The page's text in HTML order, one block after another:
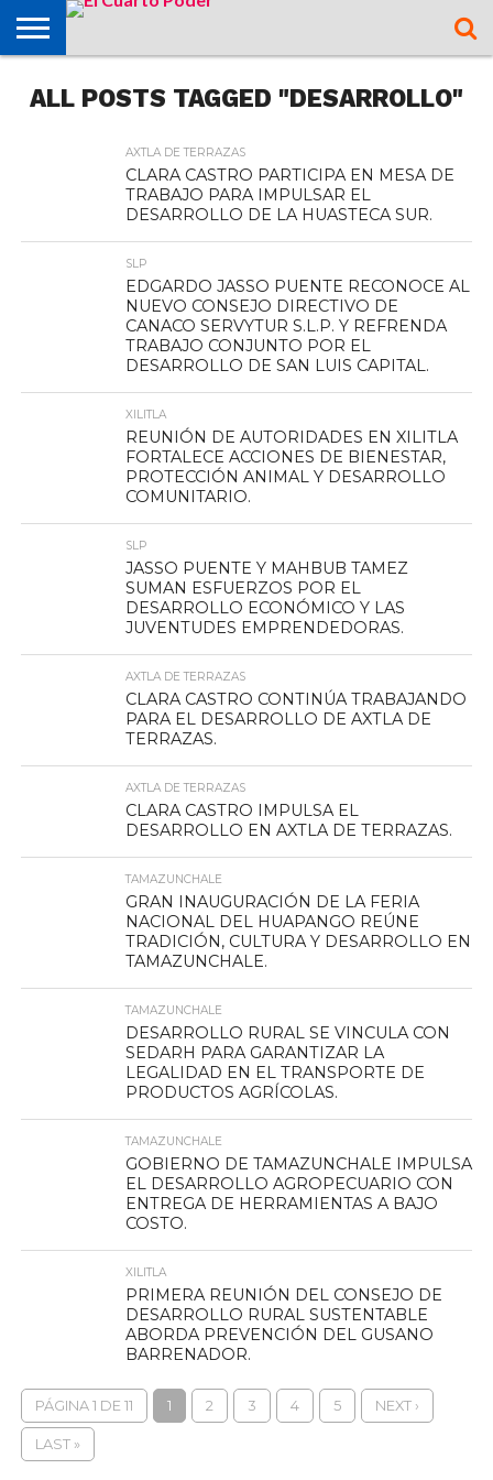
TAMAZUNCHALE
SAN MARTÍN
CHALCHICUAUTLA
MATLAPA
AXTLA DE
TERRAZAS
XILITLA
ZONA
HUASTECA
SLP
ZONA
MEDIA
ZONA
CENTRO
ALTIPLANO
TAMAULIPAS
CULTURA
HIDALGO
INTERNACIONAL
NACIONAL
DEPORTES
ALL POSTS TAGGED "DESARROLLO"
AXTLA DE TERRAZAS
CLARA CASTRO PARTICIPA EN MESA DE
TRABAJO PARA IMPULSAR EL
DESARROLLO DE LA HUASTECA SUR.
SLP
EDGARDO JASSO PUENTE RECONOCE AL
NUEVO CONSEJO DIRECTIVO DE
CANACO SERVYTUR S.L.P. Y REFRENDA
TRABAJO CONJUNTO POR EL
DESARROLLO DE SAN LUIS CAPITAL.
XILITLA
REUNIÓN DE AUTORIDADES EN XILITLA
FORTALECE ACCIONES DE BIENESTAR,
PROTECCIÓN ANIMAL Y DESARROLLO
COMUNITARIO.
SLP
JASSO PUENTE Y MAHBUB TAMEZ
SUMAN ESFUERZOS POR EL
DESARROLLO ECONÓMICO Y LAS
JUVENTUDES EMPRENDEDORAS.
AXTLA DE TERRAZAS
CLARA CASTRO CONTINÚA TRABAJANDO
PARA EL DESARROLLO DE AXTLA DE
TERRAZAS.
AXTLA DE TERRAZAS
CLARA CASTRO IMPULSA EL
DESARROLLO EN AXTLA DE TERRAZAS.
TAMAZUNCHALE
GRAN INAUGURACIÓN DE LA FERIA
NACIONAL DEL HUAPANGO REÚNE
TRADICIÓN, CULTURA Y DESARROLLO EN
TAMAZUNCHALE.
TAMAZUNCHALE
DESARROLLO RURAL SE VINCULA CON
SEDARH PARA GARANTIZAR LA
LEGALIDAD EN EL TRANSPORTE DE
PRODUCTOS AGRÍCOLAS.
TAMAZUNCHALE
GOBIERNO DE TAMAZUNCHALE IMPULSA
EL DESARROLLO AGROPECUARIO CON
ENTREGA DE HERRAMIENTAS A BAJO
COSTO.
XILITLA
PRIMERA REUNIÓN DEL CONSEJO DE
DESARROLLO RURAL SUSTENTABLE
ABORDA PREVENCIÓN DEL GUSANO
BARRENADOR.
PÁGINA 1 DE 11 1 2 3 4 5 NEXT ›
LAST »